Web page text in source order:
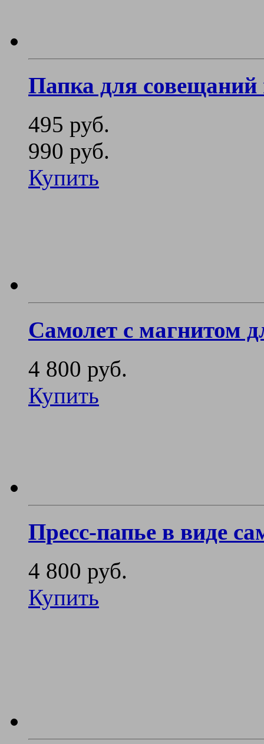
Папка для
495 руб.
990 руб.
Купить
Самолет с магнитом
4 800 руб.
Купить
Пресс-папье в виде
4 800 руб.
Купить